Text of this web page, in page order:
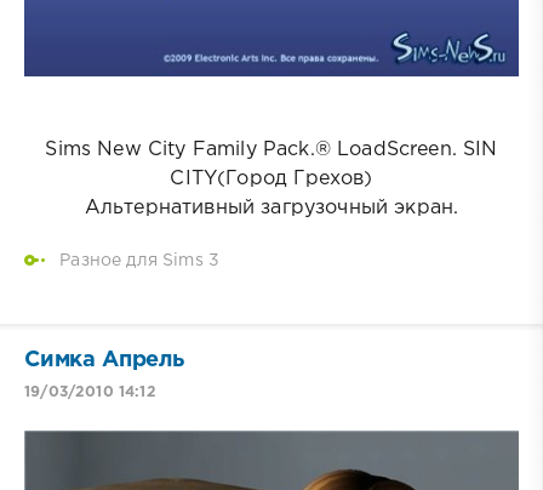
Sims New City Family Pack.® LoadScreen. SIN
CITY(Город Грехов)
Альтернативный загрузочный экран.
Разное для Sims 3
Симка Апрель
19/03/2010 14:12